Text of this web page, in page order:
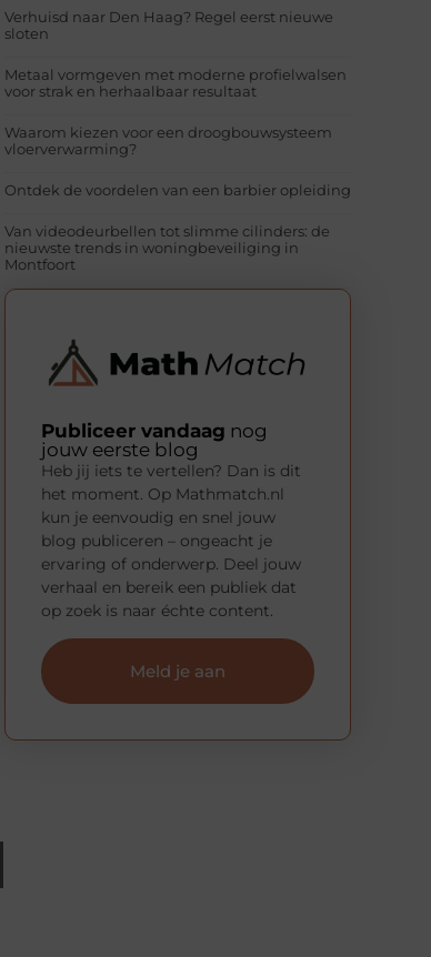
Verhuisd naar Den Haag? Regel eerst nieuwe
sloten
Metaal vormgeven met moderne profielwalsen
voor strak en herhaalbaar resultaat
Waarom kiezen voor een droogbouwsysteem
vloerverwarming?
Ontdek de voordelen van een barbier opleiding
Van videodeurbellen tot slimme cilinders: de
nieuwste trends in woningbeveiliging in
Montfoort
Publiceer vandaag nog
jouw eerste blog
Heb jij iets te vertellen? Dan is dit
het moment. Op Mathmatch.nl
kun je eenvoudig en snel jouw
blog publiceren – ongeacht je
ervaring of onderwerp. Deel jouw
verhaal en bereik een publiek dat
op zoek is naar échte content.
Meld je aan